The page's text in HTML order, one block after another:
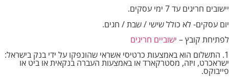
יישובים חריגים עד 7 ימי עסקים.
יום עסקים- לא כולל שישי / שבת / חגים.
לפתיחת קובץ – ישוביים חריגים
1. התשלום הוא באמצעות כרטיסי אשראי שהונפקו על ידי בנק בישראל:
ישראכרט, ויזה, מסטרקארד או באמצעות העברה בנקאית או ביט או
פייבוקס.